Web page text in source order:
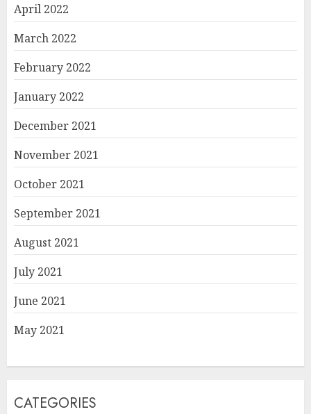
April 2022
March 2022
February 2022
January 2022
December 2021
November 2021
October 2021
September 2021
August 2021
July 2021
June 2021
May 2021
CATEGORIES